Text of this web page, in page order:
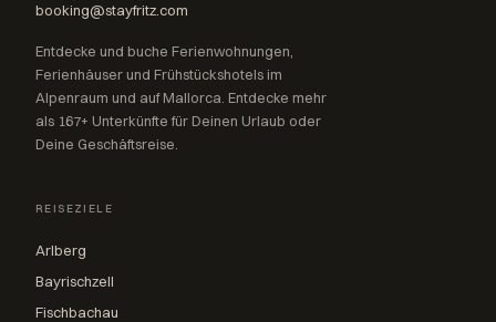
booking@stayfritz.com
Entdecke und buche Ferienwohnungen,
Ferienhäuser und Frühstückshotels im
Alpenraum und auf Mallorca. Entdecke mehr
als 167+ Unterkünfte für Deinen Urlaub oder
Deine Geschäftsreise.
REISEZIELE
Arlberg
Bayrischzell
Fischbachau